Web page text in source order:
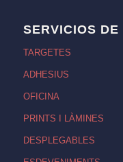
SERVICIOS DE
TARGETES
ADHESIUS
OFICINA
PRINTS I LÀMINES
DESPLEGABLES